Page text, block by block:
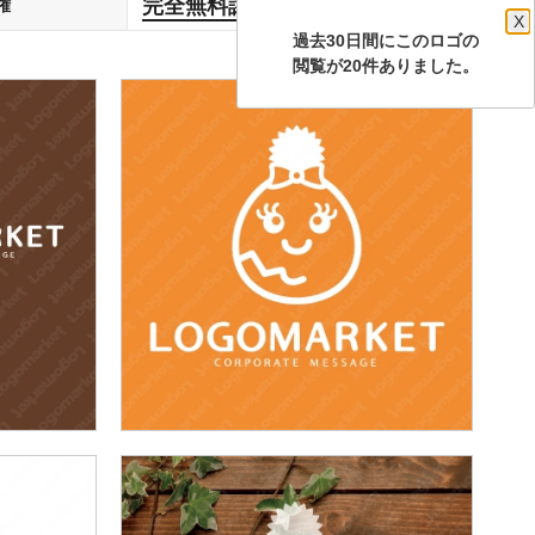
過去30日間にこのロゴの
X
閲覧が20件ありました。